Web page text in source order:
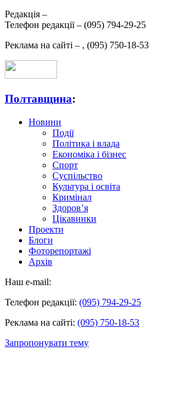
Редакція –
Телефон редакції – (095) 794-29-25
Реклама на сайті – , (095) 750-18-53
Полтавщина:
Новини
Події
Політика і влада
Економіка і бізнес
Спорт
Суспільство
Культура і освіта
Кримінал
Здоров’я
Цікавинки
Проекти
Блоги
Фоторепортажі
Архів
Наш e-mail:
Телефон редакції: (095) 794-29-25
Реклама на сайті: (095) 750-18-53
Запропонувати тему